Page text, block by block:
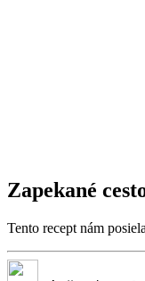
Zapekané
Tento recept nám